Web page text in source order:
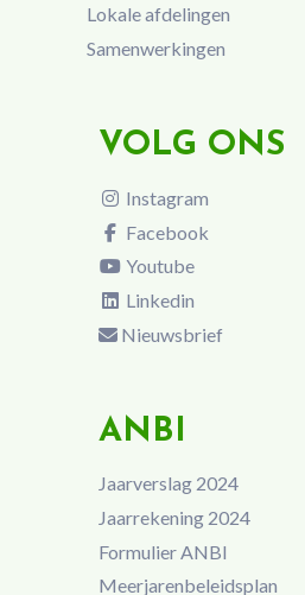
Lokale afdelingen
Samenwerkingen
VOLG ONS
Instagram
Facebook
Youtube
Linkedin
Nieuwsbrief
ANBI
Jaarverslag 2024
Jaarrekening 2024
Formulier ANBI
Meerjarenbeleidsplan